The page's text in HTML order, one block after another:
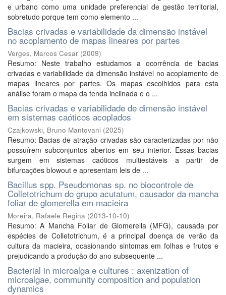
e urbano como uma unidade preferencial de gestão territorial,
sobretudo porque tem como elemento ...
Bacias crivadas e variabilidade da dimensão instável
no acoplamento de mapas lineares por partes
Verges, Marcos Cesar (2009)
Resumo: Neste trabalho estudamos a ocorrência de bacias
crivadas e variabilidade da dimensão instável no acoplamento de
mapas lineares por partes. Os mapas escolhidos para esta
análise foram o mapa da tenda inclinada e o ...
Bacias crivadas e variabilidade de dimensão instável
em sistemas caóticos acoplados
Czajkowski, Bruno Mantovani (2025)
Resumo: Bacias de atração crivadas são caracterizadas por não
possuírem subconjuntos abertos em seu interior. Essas bacias
surgem em sistemas caóticos multiestáveis a partir de
bifurcações blowout e apresentam leis de ...
Bacillus spp. Pseudomonas sp. no biocontrole de
Colletotrichum do grupo acutatum, causador da mancha
foliar de glomerella em macieira
Moreira, Rafaele Regina (2013-10-10)
Resumo: A Mancha Foliar de Glomerella (MFG), causada por
espécies de Colletotrichum, é a principal doença de verão da
cultura da macieira, ocasionando sintomas em folhas e frutos e
prejudicando a produção do ano subsequente ...
Bacterial in microalga e cultures : axenization of
microalgae, community composition and population
dynamics